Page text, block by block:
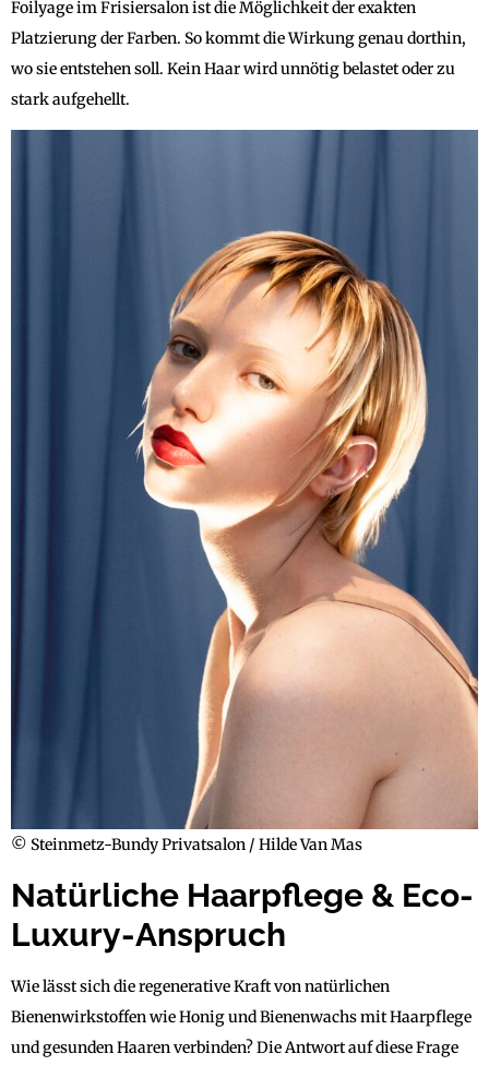
Foilyage im Frisiersalon ist die Möglichkeit der exakten
Platzierung der Farben. So kommt die Wirkung genau dorthin,
wo sie entstehen soll. Kein Haar wird unnötig belastet oder zu
stark aufgehellt.
© Steinmetz-Bundy Privatsalon / Hilde Van Mas
Natürliche Haarpflege & Eco-
Luxury-Anspruch
Wie lässt sich die regenerative Kraft von natürlichen
Bienenwirkstoffen wie Honig und Bienenwachs mit Haarpflege
und gesunden Haaren verbinden? Die Antwort auf diese Frage